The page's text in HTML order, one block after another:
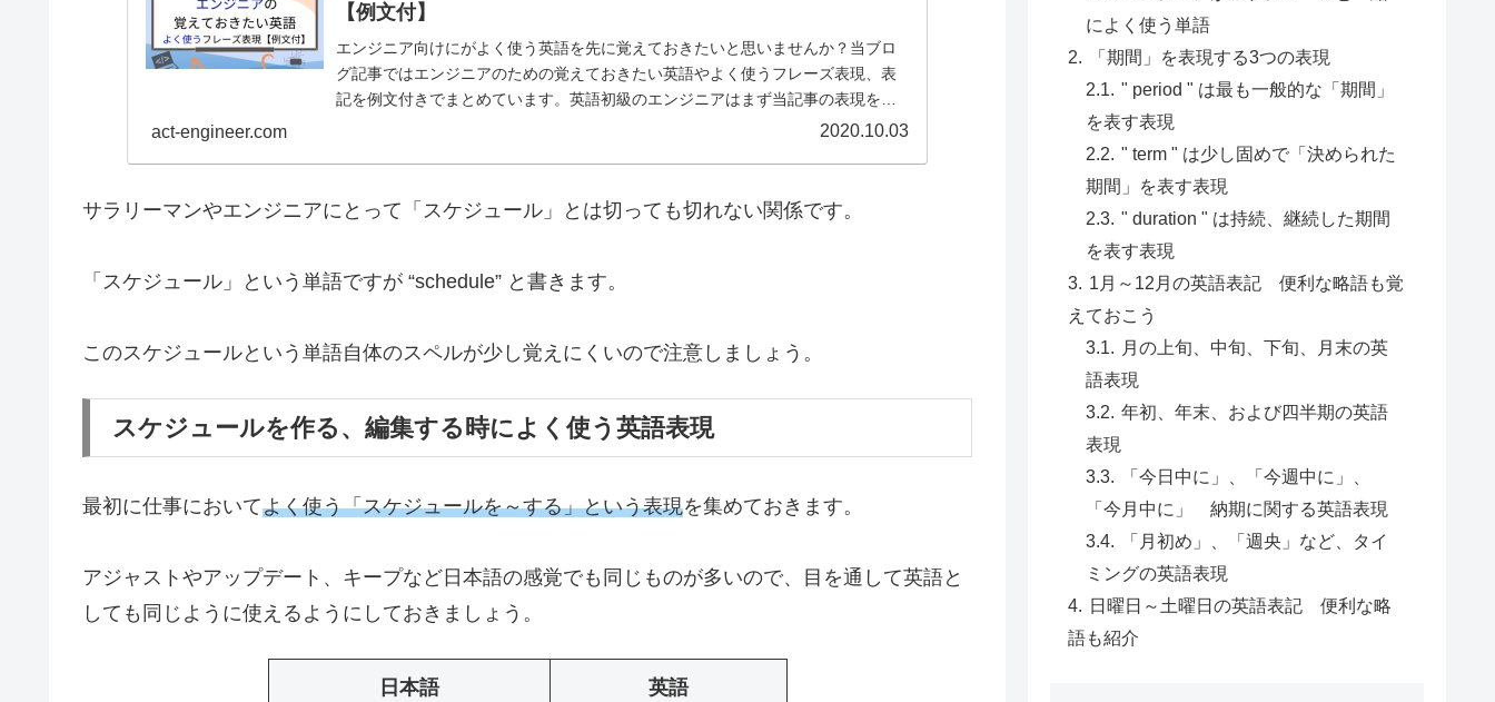
【例文付】
エンジニア向けにがよく使う英語を先に覚えておきたいと思いませんか？当ブロ
グ記事ではエンジニアのための覚えておきたい英語やよく使うフレーズ表現、表
記を例文付きでまとめています。英語初級のエンジニアはまず当記事の表現を覚
act-engineer.com 2020.10.03
サラリーマンやエンジニアにとって「スケジュール」とは切っても切れない関係です。
「スケジュール」という単語ですが “schedule” と書きます。
このスケジュールという単語自体のスペルが少し覚えにくいので注意しましょう。
スケジュールを作る、編集する時によく使う英語表現
最初に仕事においてよく使う「スケジュールを～する」という表現を集めておきます。
アジャストやアップデート、キープなど日本語の感覚でも同じものが多いので、目を通して英語と
しても同じように使えるようにしておきましょう。
日本語 英語
によく使う単語
「期間」を表現する3つの表現
" period " は最も一般的な「期間」
を表す表現
" term " は少し固めで「決められた
期間」を表す表現
" duration " は持続、継続した期間
を表す表現
1月～12月の英語表記 便利な略語も覚
えておこう
月の上旬、中旬、下旬、月末の英
語表現
年初、年末、および四半期の英語
表現
「今日中に」、「今週中に」、
「今月中に」 納期に関する英語表現
「月初め」、「週央」など、タイ
ミングの英語表現
日曜日～土曜日の英語表記 便利な略
語も紹介